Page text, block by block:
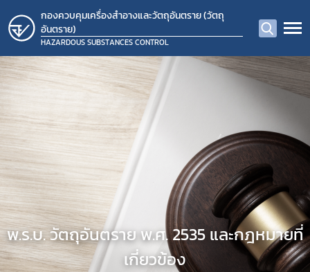
กองควบคุมเครื่องสำอางและวัตถุอันตราย (วัตถุ
อันตราย)
HAZARDOUS SUBSTANCES CONTROL
พ.ร.บ. วัตถุอันตราย พ.ศ. 2535 และกฎหมายที่
เกี่ยวข้อง